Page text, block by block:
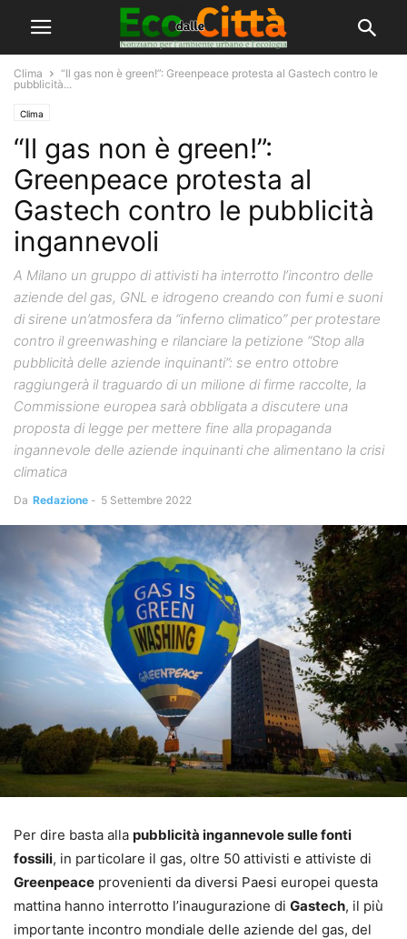
Clima
“Il gas non è green!”: Greenpeace protesta al Gastech contro le
pubblicità...
Clima
“Il gas non è green!”:
Greenpeace protesta al
Gastech contro le pubblicità
ingannevoli
A Milano un gruppo di attivisti ha interrotto l’incontro delle
aziende del gas, GNL e idrogeno creando con fumi e suoni
di sirene un’atmosfera da “inferno climatico” per protestare
contro il greenwashing e rilanciare la petizione “Stop alla
pubblicità delle aziende inquinanti”: se entro ottobre
raggiungerà il traguardo di un milione di firme raccolte, la
Commissione europea sarà obbligata a discutere una
proposta di legge per mettere fine alla propaganda
ingannevole delle aziende inquinanti che alimentano la crisi
climatica
Da Redazione - 5 Settembre 2022
Per dire basta alla pubblicità ingannevole sulle fonti
fossili, in particolare il gas, oltre 50 attivisti e attiviste di
Greenpeace provenienti da diversi Paesi europei questa
mattina hanno interrotto l’inaugurazione di Gastech, il più
importante incontro mondiale delle aziende del gas, del